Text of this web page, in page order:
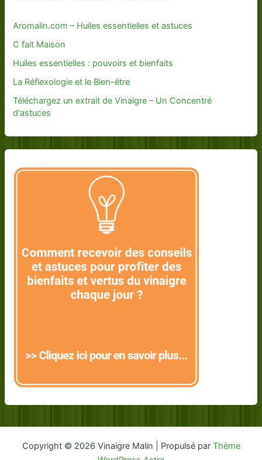
Aromalin.com – Huiles essentielles et astuces
C fait Maison
Huiles essentielles : pouvoirs et bienfaits
La Réflexologie et le Bien-être
Téléchargez un extrait de Vinaigre – Un Concentré
d'astuces
Copyright © 2026 Vinaigre Malin | Propulsé par Thème